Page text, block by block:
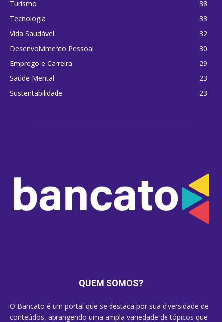
Turismo
38
Tecnologia
33
Vida Saudável
32
Desenvolvimento Pessoal
30
Emprego e Carreira
29
Saúde Mental
23
Sustentabilidade
23
QUEM SOMOS?
O Bancato é um portal que se destaca por sua diversidade de
conteúdos, abrangendo uma ampla variedade de tópicos que